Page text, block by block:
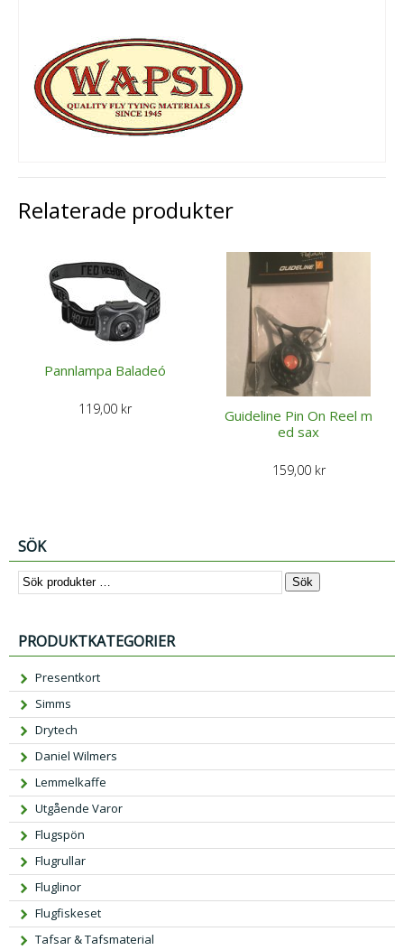
Relaterade produkter
Pannlampa Baladeó
119,00 kr
Guideline Pin On Reel m
ed sax
159,00 kr
SÖK
Sök
PRODUKTKATEGORIER
Presentkort
Simms
Drytech
Daniel Wilmers
Lemmelkaffe
Utgående Varor
Flugspön
Flugrullar
Fluglinor
Flugfiskeset
Tafsar & Tafsmaterial